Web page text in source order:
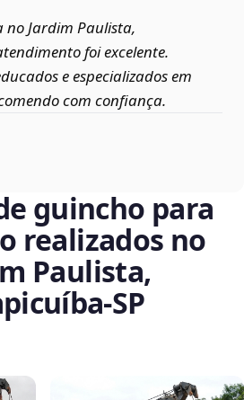
no Jardim Paulista,
foi excelente.
e especializados em
com confiança.
guincho para
realizados no
Paulista,